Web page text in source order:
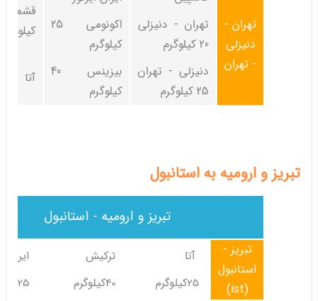
کیلوگرم
آتا 20 کیلوگرم
اکونومی 25
کیلوگرم
بیزینس 40
کیلوگرم
تهران - دنیزلی
20 کیلوگرم
دنیزلی - تهران
25 کیلوگرم
تهران -
دنیزلی
- تهران
تبریز و ارومیه به استانبول
تبریز و ارومیه - استانبول
ایران
25کیلوگرم
ترکیش
40کیلوگرم
آتا
تبریز -
استانبول
(ist)